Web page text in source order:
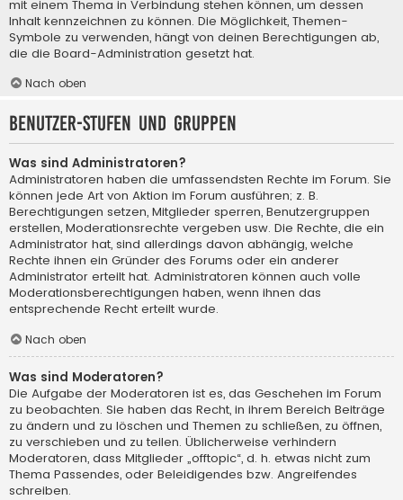
mit einem Thema in Verbindung stehen können, um dessen
Inhalt kennzeichnen zu können. Die Möglichkeit, Themen-
Symbole zu verwenden, hängt von deinen Berechtigungen ab,
die die Board-Administration gesetzt hat.
Nach oben
Benutzer-Stufen und Gruppen
Was sind Administratoren?
Administratoren haben die umfassendsten Rechte im Forum. Sie
können jede Art von Aktion im Forum ausführen; z. B.
Berechtigungen setzen, Mitglieder sperren, Benutzergruppen
erstellen, Moderationsrechte vergeben usw. Die Rechte, die ein
Administrator hat, sind allerdings davon abhängig, welche
Rechte ihnen ein Gründer des Forums oder ein anderer
Administrator erteilt hat. Administratoren können auch volle
Moderationsberechtigungen haben, wenn ihnen das
entsprechende Recht erteilt wurde.
Nach oben
Was sind Moderatoren?
Die Aufgabe der Moderatoren ist es, das Geschehen im Forum
zu beobachten. Sie haben das Recht, in ihrem Bereich Beiträge
zu ändern und zu löschen und Themen zu schließen, zu öffnen,
zu verschieben und zu teilen. Üblicherweise verhindern
Moderatoren, dass Mitglieder „offtopic“, d. h. etwas nicht zum
Thema Passendes, oder Beleidigendes bzw. Angreifendes
schreiben.